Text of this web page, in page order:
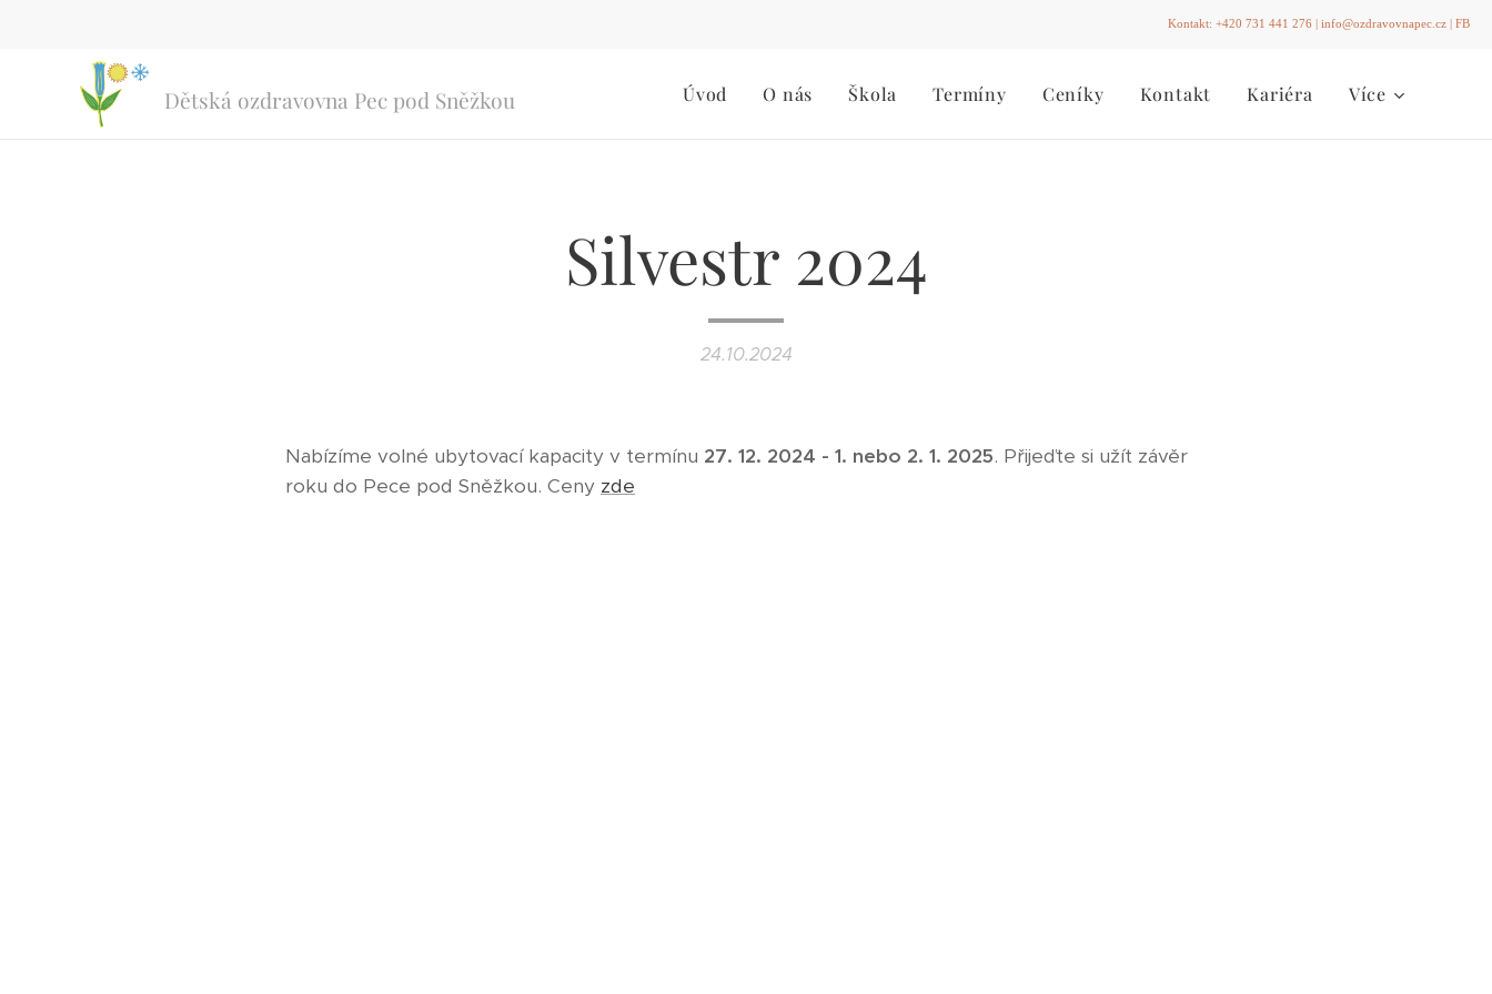
Kontakt: +420 731 441 276 | info@ozdravovnapec.cz | FB
Dětská ozdravovna Pec pod Sněžkou Úvod O nás Škola Termíny Ceníky Kontakt Kariéra Více
Silvestr 2024
24.10.2024
Nabízíme volné ubytovací kapacity v termínu 27. 12. 2024 - 1. nebo 2. 1. 2025. Přijeďte si užít závěr
roku do Pece pod Sněžkou. Ceny zde